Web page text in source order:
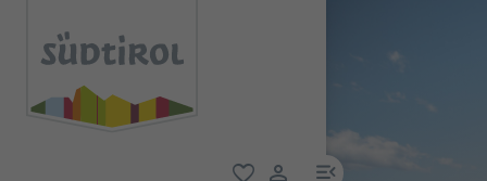
menu link